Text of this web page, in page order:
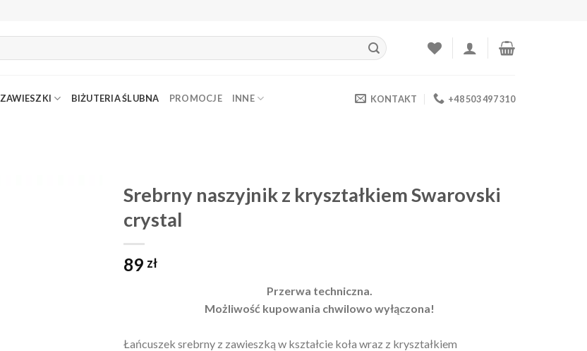
ZAWIESZKI BIŻUTERIA ŚLUBNA PROMOCJE INNE KONTAKT +48 503 497 310
Srebrny naszyjnik z kryształkiem Swarovski
crystal
89 zł
Przerwa techniczna.
Możliwość kupowania chwilowo wyłączona!
Łańcuszek srebrny z zawieszką w kształcie koła wraz z kryształkiem